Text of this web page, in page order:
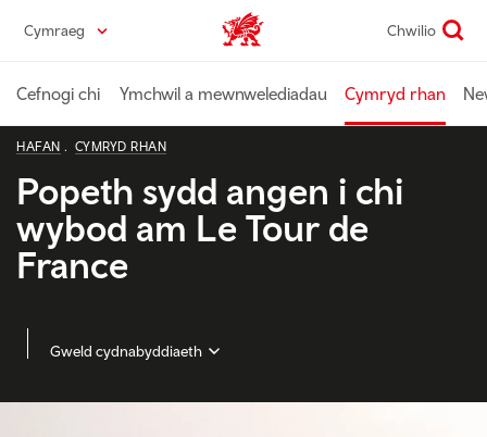
content
Cymraeg Diwydiant home Chwilio
Cefnogi chi Ymchwil a mewnwelediadau Cymryd rhan
HAFAN CYMRYD RHAN
Popeth sydd angen i chi
wybod am Le Tour de
France
Gweld cydnabyddiaeth